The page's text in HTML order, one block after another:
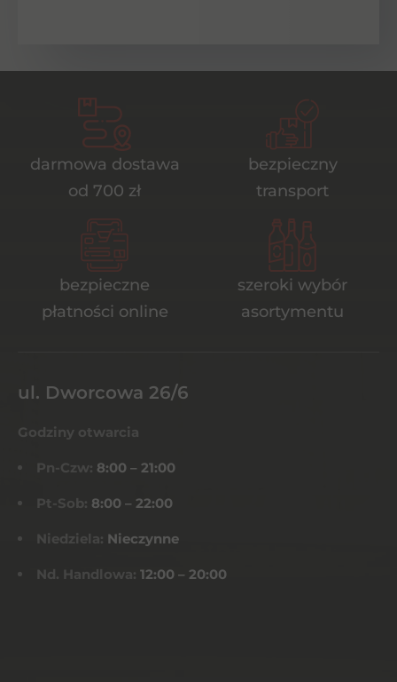
darmowa dostawa
od 700 zł
bezpieczny
transport
bezpieczne
płatności online
szeroki wybór
asortymentu
ul. Dworcowa 26/6
Godziny otwarcia
Pn-Czw: 8:00 – 21:00
Pt-Sob: 8:00 – 22:00
Niedziela: Nieczynne
Nd. Handlowa: 12:00 – 20:00